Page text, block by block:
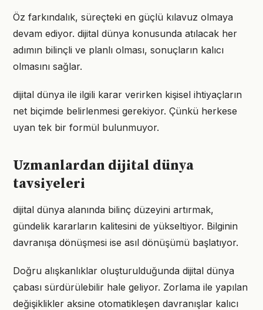
Öz farkındalık, süreçteki en güçlü kılavuz olmaya
devam ediyor. dijital dünya konusunda atılacak her
adımın bilinçli ve planlı olması, sonuçların kalıcı
olmasını sağlar.
dijital dünya ile ilgili karar verirken kişisel ihtiyaçların
net biçimde belirlenmesi gerekiyor. Çünkü herkese
uyan tek bir formül bulunmuyor.
Uzmanlardan dijital dünya
tavsiyeleri
dijital dünya alanında bilinç düzeyini artırmak,
gündelik kararların kalitesini de yükseltiyor. Bilginin
davranışa dönüşmesi ise asıl dönüşümü başlatıyor.
Doğru alışkanlıklar oluşturulduğunda dijital dünya
çabası sürdürülebilir hale geliyor. Zorlama ile yapılan
değişiklikler aksine otomatikleşen davranışlar kalıcı